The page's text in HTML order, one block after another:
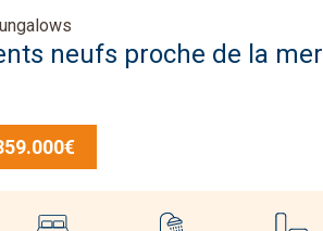
neufs proche de la mer